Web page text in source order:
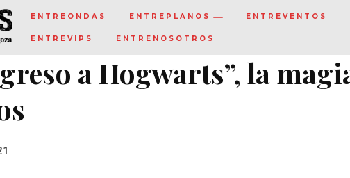
ENTREONDAS ENTREPLANOS ENTREVENTOS
ENTREVIPS ENTRENOSOTROS
a Hogwarts”, la